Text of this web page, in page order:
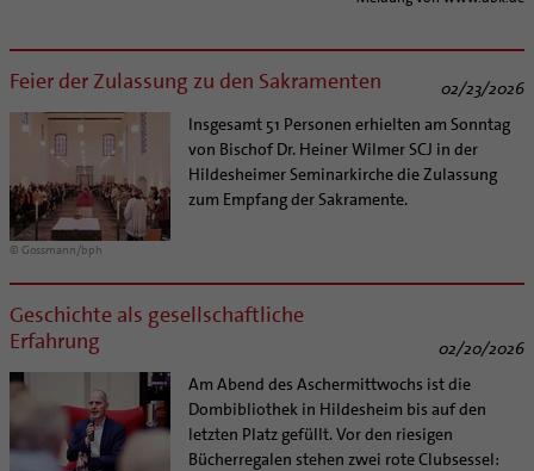
Kategoriale und Diakonale Seelsorge
Notfall
Polizei- und Feuerwehr
Schule
Gefängnisseelsorge
Segensorte
Aufbrüche in der Kirche
KirchenZeitung online
Verwaltungsbeauftragte / Verwaltungsleitungen in
Pfarrgemeinden
Feier der Zulassung zu den Sakramenten 02/23/2026
© Gossmann/bph
Insgesamt 51 Personen erhielten am Sonntag
von Bischof Dr. Heiner Wilmer SCJ in der
Hildesheimer Seminarkirche die Zulassung
zum Empfang der Sakramente.
Geschichte als gesellschaftliche
Erfahrung
02/20/2026
Am Abend des Aschermittwochs ist die
Dombibliothek in Hildesheim bis auf den
letzten Platz gefüllt. Vor den riesigen
Bücherregalen stehen zwei rote Clubsessel: